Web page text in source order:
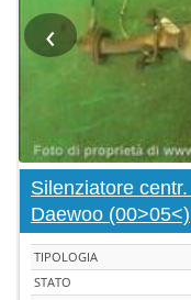
‹
Silenziatore
Daewoo (00>05<)
TIPOLOGIA
STATO